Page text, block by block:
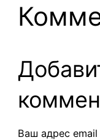
Ваш адрес email